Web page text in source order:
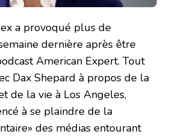
a provoqué plus de
dernière après être
American Expert. Tout
Dax Shepard à propos de la
de la vie à Los Angeles,
à se plaindre de la
des médias entourant